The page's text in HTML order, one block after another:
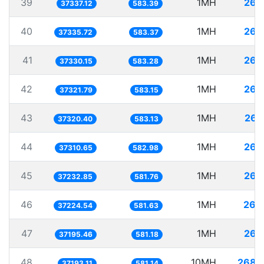
39 37337.12 583.39 1MH
40 37335.72 583.37 1MH
41 37330.15 583.28 1MH
42 37321.79 583.15 1MH
43 37320.40 583.13 1MH
44 37310.65 582.98 1MH
45 37232.85 581.76 1MH
46 37224.54 581.63 1MH
47 37195.46 581.18 1MH